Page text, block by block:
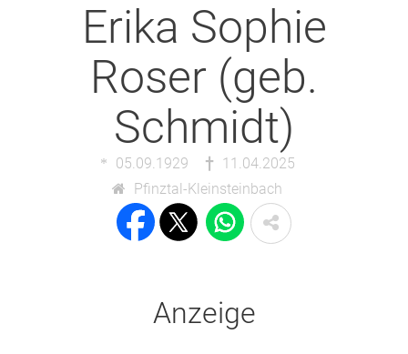
Erika Sophie
Roser (geb.
Schmidt)
05.09.1929
11.04.2025
Pfinztal-Kleinsteinbach
Anzeige